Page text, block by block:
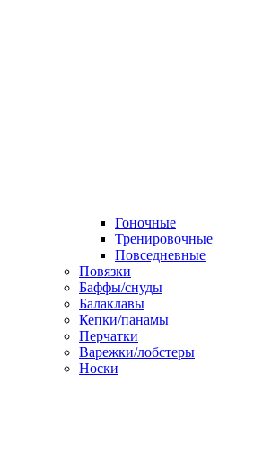
Гоночные
Тренировочные
Повседневные
Повязки
Баффы/снуды
Балаклавы
Кепки/панамы
Перчатки
Варежки/лобстеры
Носки